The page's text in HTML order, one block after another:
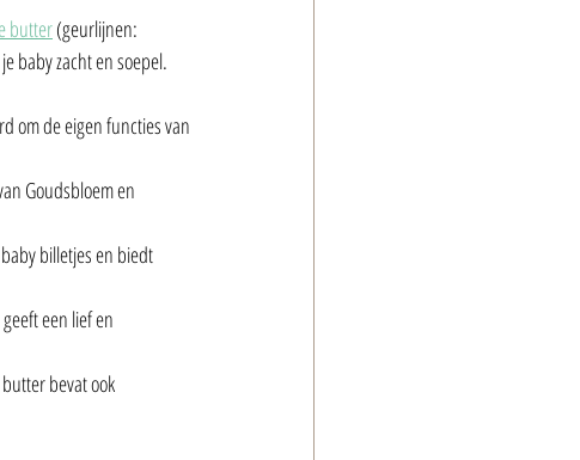
butter (geurlijnen:
baby zacht en soepel.
om de eigen functies van
Goudsbloem en
billetjes en biedt
een lief en
bevat ook